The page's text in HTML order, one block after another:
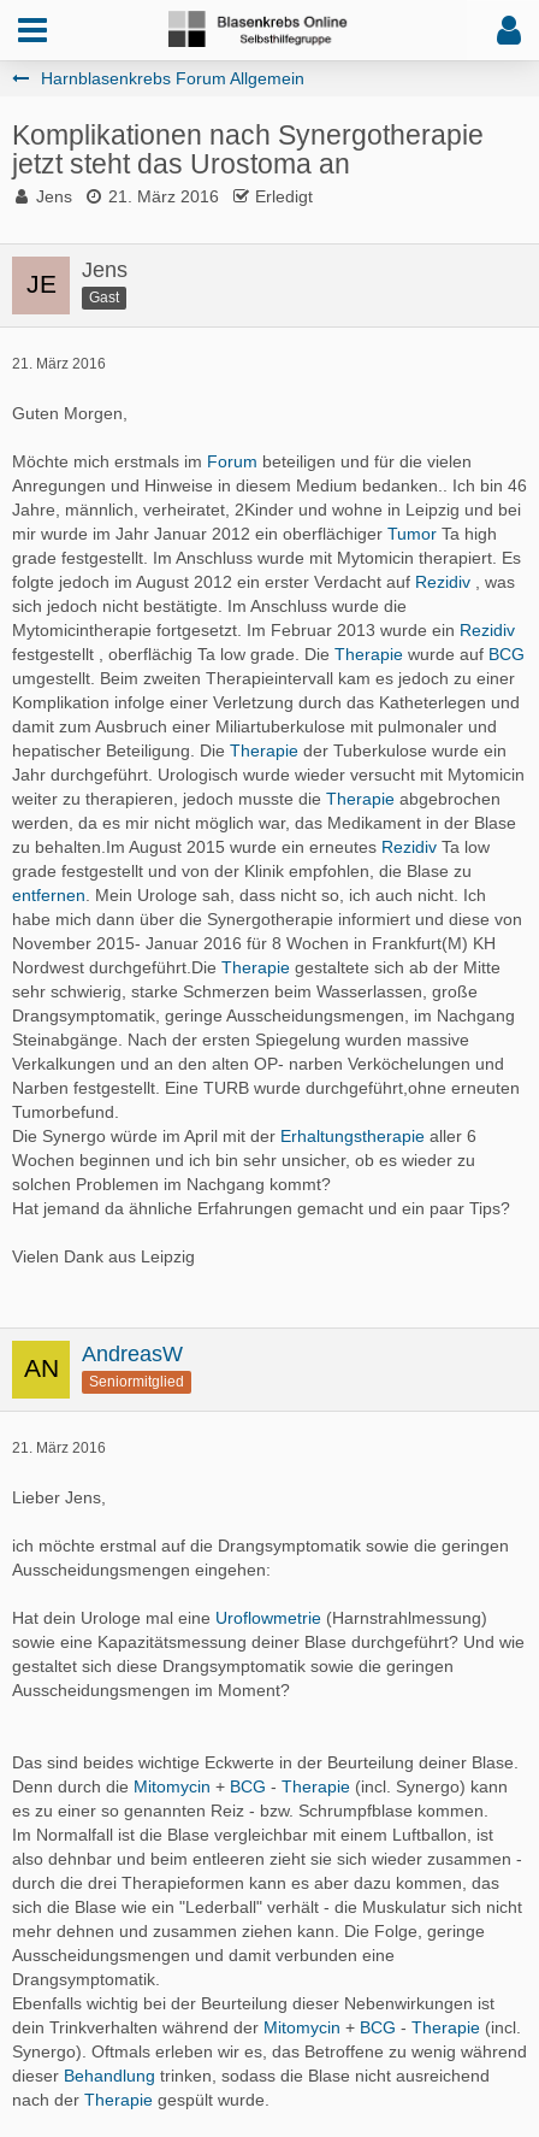
Harnblasenkrebs Forum Allgemein
Komplikationen nach Synergotherapie
jetzt steht das Urostoma an
Jens 21. März 2016 Erledigt
Jens
Gast
21. März 2016
Guten Morgen,
Möchte mich erstmals im Forum beteiligen und für die vielen
Anregungen und Hinweise in diesem Medium bedanken.. Ich bin 46
Jahre, männlich, verheiratet, 2Kinder und wohne in Leipzig und bei
mir wurde im Jahr Januar 2012 ein oberflächiger Tumor Ta high
grade festgestellt. Im Anschluss wurde mit Mytomicin therapiert. Es
folgte jedoch im August 2012 ein erster Verdacht auf Rezidiv , was
sich jedoch nicht bestätigte. Im Anschluss wurde die
Mytomicintherapie fortgesetzt. Im Februar 2013 wurde ein Rezidiv
festgestellt , oberflächig Ta low grade. Die Therapie wurde auf BCG
umgestellt. Beim zweiten Therapieintervall kam es jedoch zu einer
Komplikation infolge einer Verletzung durch das Katheterlegen und
damit zum Ausbruch einer Miliartuberkulose mit pulmonaler und
hepatischer Beteiligung. Die Therapie der Tuberkulose wurde ein
Jahr durchgeführt. Urologisch wurde wieder versucht mit Mytomicin
weiter zu therapieren, jedoch musste die Therapie abgebrochen
werden, da es mir nicht möglich war, das Medikament in der Blase
zu behalten.Im August 2015 wurde ein erneutes Rezidiv Ta low
grade festgestellt und von der Klinik empfohlen, die Blase zu
entfernen . Mein Urologe sah, dass nicht so, ich auch nicht. Ich
habe mich dann über die Synergotherapie informiert und diese von
November 2015- Januar 2016 für 8 Wochen in Frankfurt(M) KH
Nordwest durchgeführt.Die Therapie gestaltete sich ab der Mitte
sehr schwierig, starke Schmerzen beim Wasserlassen, große
Drangsymptomatik, geringe Ausscheidungsmengen, im Nachgang
Steinabgänge. Nach der ersten Spiegelung wurden massive
Verkalkungen und an den alten OP- narben Verköchelungen und
Narben festgestellt. Eine TURB wurde durchgeführt,ohne erneuten
Tumorbefund.
Die Synergo würde im April mit der Erhaltungstherapie aller 6
Wochen beginnen und ich bin sehr unsicher, ob es wieder zu
solchen Problemen im Nachgang kommt?
Hat jemand da ähnliche Erfahrungen gemacht und ein paar Tips?
Vielen Dank aus Leipzig
AndreasW
Seniormitglied
21. März 2016
Lieber Jens,
ich möchte erstmal auf die Drangsymptomatik sowie die geringen
Ausscheidungsmengen eingehen:
Hat dein Urologe mal eine Uroflowmetrie (Harnstrahlmessung)
sowie eine Kapazitätsmessung deiner Blase durchgeführt? Und wie
gestaltet sich diese Drangsymptomatik sowie die geringen
Ausscheidungsmengen im Moment?
Das sind beides wichtige Eckwerte in der Beurteilung deiner Blase.
Denn durch die Mitomycin + BCG - Therapie (incl. Synergo) kann
es zu einer so genannten Reiz - bzw. Schrumpfblase kommen.
Im Normalfall ist die Blase vergleichbar mit einem Luftballon, ist
also dehnbar und beim entleeren zieht sie sich wieder zusammen -
durch die drei Therapieformen kann es aber dazu kommen, das
sich die Blase wie ein "Lederball" verhält - die Muskulatur sich nicht
mehr dehnen und zusammen ziehen kann. Die Folge, geringe
Ausscheidungsmengen und damit verbunden eine
Drangsymptomatik.
Ebenfalls wichtig bei der Beurteilung dieser Nebenwirkungen ist
dein Trinkverhalten während der Mitomycin + BCG - Therapie (incl.
Synergo). Oftmals erleben wir es, das Betroffene zu wenig während
dieser Behandlung trinken, sodass die Blase nicht ausreichend
nach der Therapie gespült wurde.